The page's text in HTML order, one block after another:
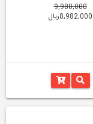
9,980,000
8,982,000ریال